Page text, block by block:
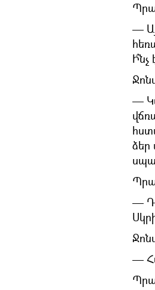
—
—
ձեր
—
—